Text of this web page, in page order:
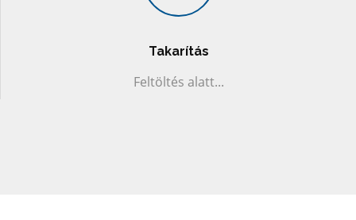
Takarítás
Feltöltés alatt...